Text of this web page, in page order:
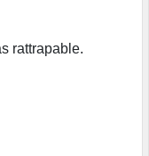
rattrapable.